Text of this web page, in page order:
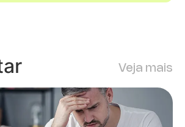
Veja mais